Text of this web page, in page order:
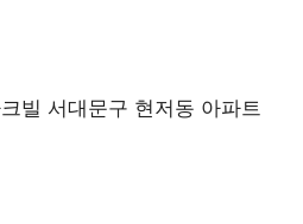
빌 서대문구 현저동 아파트